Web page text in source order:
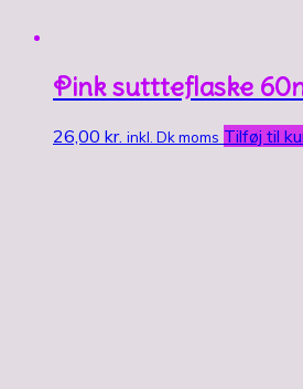
Pink suttteflaske
26,00 kr. inkl. Dk moms Tilføj til